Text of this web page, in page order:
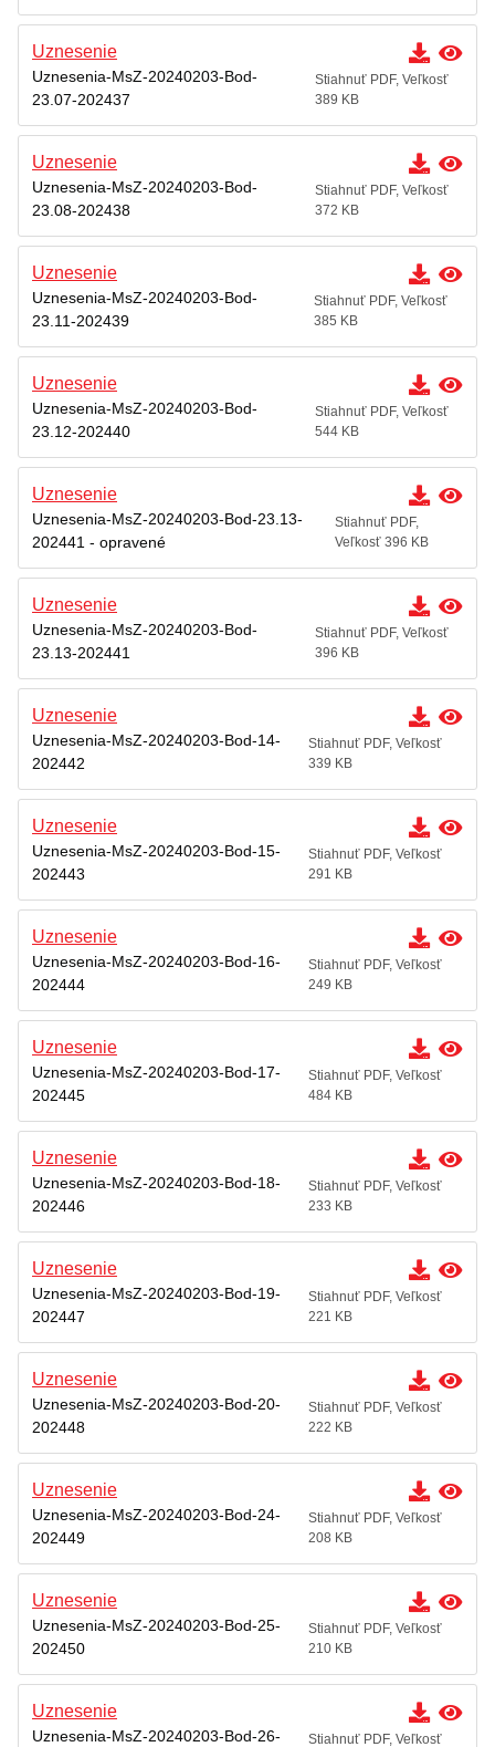
Uznesenie
Uznesenia-MsZ-20240203-Bod-
23.07-202437
Stiahnuť PDF, Veľkosť
389 KB
Uznesenie
Uznesenia-MsZ-20240203-Bod-
23.08-202438
Stiahnuť PDF, Veľkosť
372 KB
Uznesenie
Uznesenia-MsZ-20240203-Bod-
23.11-202439
Stiahnuť PDF, Veľkosť
385 KB
Uznesenie
Uznesenia-MsZ-20240203-Bod-
23.12-202440
Stiahnuť PDF, Veľkosť
544 KB
Uznesenie
Uznesenia-MsZ-20240203-Bod-23.13-
202441 - opravené
Stiahnuť PDF,
Veľkosť 396 KB
Uznesenie
Uznesenia-MsZ-20240203-Bod-
23.13-202441
Stiahnuť PDF, Veľkosť
396 KB
Uznesenie
Uznesenia-MsZ-20240203-Bod-14-
202442
Stiahnuť PDF, Veľkosť
339 KB
Uznesenie
Uznesenia-MsZ-20240203-Bod-15-
202443
Stiahnuť PDF, Veľkosť
291 KB
Uznesenie
Uznesenia-MsZ-20240203-Bod-16-
202444
Stiahnuť PDF, Veľkosť
249 KB
Uznesenie
Uznesenia-MsZ-20240203-Bod-17-
202445
Stiahnuť PDF, Veľkosť
484 KB
Uznesenie
Uznesenia-MsZ-20240203-Bod-18-
202446
Stiahnuť PDF, Veľkosť
233 KB
Uznesenie
Uznesenia-MsZ-20240203-Bod-19-
202447
Stiahnuť PDF, Veľkosť
221 KB
Uznesenie
Uznesenia-MsZ-20240203-Bod-20-
202448
Stiahnuť PDF, Veľkosť
222 KB
Uznesenie
Uznesenia-MsZ-20240203-Bod-24-
202449
Stiahnuť PDF, Veľkosť
208 KB
Uznesenie
Uznesenia-MsZ-20240203-Bod-25-
202450
Stiahnuť PDF, Veľkosť
210 KB
Uznesenie
Uznesenia-MsZ-20240203-Bod-26- Stiahnuť PDF, Veľkosť